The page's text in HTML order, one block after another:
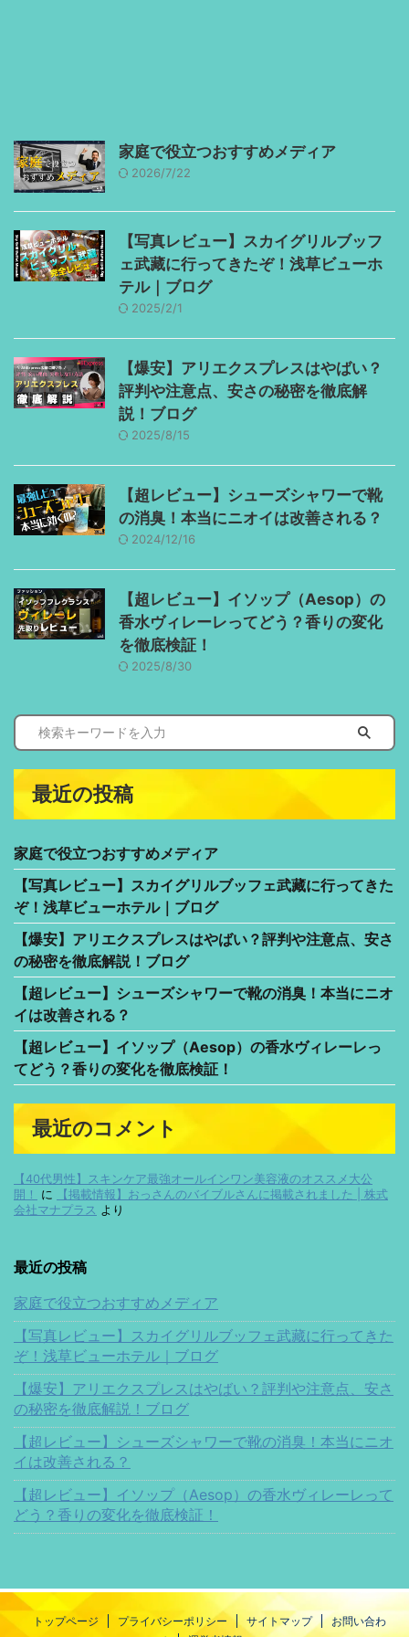
家庭で役立つおすすめメディア
2026/7/22
【写真レビュー】スカイグリルブッフ
ェ武藏に行ってきたぞ！浅草ビューホ
テル｜ブログ
2025/2/1
【爆安】アリエクスプレスはやばい？
評判や注意点、安さの秘密を徹底解
説！ブログ
2025/8/15
【超レビュー】シューズシャワーで靴
の消臭！本当にニオイは改善される？
2024/12/16
【超レビュー】イソップ（Aesop）の
香水ヴィレーレってどう？香りの変化
を徹底検証！
2025/8/30
最近の投稿
家庭で役立つおすすめメディア
【写真レビュー】スカイグリルブッフェ武藏に行ってきた
ぞ！浅草ビューホテル｜ブログ
【爆安】アリエクスプレスはやばい？評判や注意点、安さ
の秘密を徹底解説！ブログ
【超レビュー】シューズシャワーで靴の消臭！本当にニオ
イは改善される？
【超レビュー】イソップ（Aesop）の香水ヴィレーレっ
てどう？香りの変化を徹底検証！
最近のコメント
【40代男性】スキンケア最強オールインワン美容液のオススメ大公
開！
に
【掲載情報】おっさんのバイブルさんに掲載されました | 株式
会社マナプラス より
最近の投稿
家庭で役立つおすすめメディア
【写真レビュー】スカイグリルブッフェ武藏に行ってきた
ぞ！浅草ビューホテル｜ブログ
【爆安】アリエクスプレスはやばい？評判や注意点、安さ
の秘密を徹底解説！ブログ
【超レビュー】シューズシャワーで靴の消臭！本当にニオ
イは改善される？
【超レビュー】イソップ（Aesop）の香水ヴィレーレって
どう？香りの変化を徹底検証！
トップページ プライバシーポリシー サイトマップ
お問い合わ